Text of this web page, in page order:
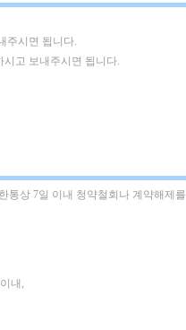
주시면 됩니다.
시고 보내주시면 됩니다.
통상 7일 이내 청약철회나 계약해제를
내,